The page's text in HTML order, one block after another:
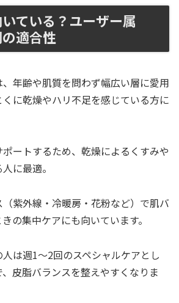
ている？ユーザー属
適合性
年齢や肌質を問わず幅広い層に愛用
に乾燥やハリ不足を感じている方に
ートするため、乾燥によるくすみや
に最適。
紫外線・冷暖房・花粉など）で肌バ
の集中ケアにも向いています。
は週1〜2回のスペシャルケアとし
皮脂バランスを整えやすくなりま